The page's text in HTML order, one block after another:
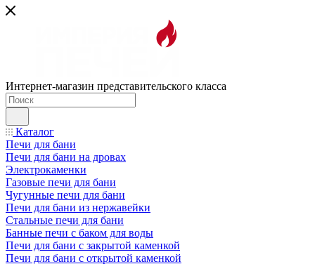
Интернет-магазин представительского класса
Каталог
Печи для бани
Печи для бани на дровах
Электрокаменки
Газовые печи для бани
Чугунные печи для бани
Печи для бани из нержавейки
Стальные печи для бани
Банные печи с баком для воды
Печи для бани с закрытой каменкой
Печи для бани с открытой каменкой